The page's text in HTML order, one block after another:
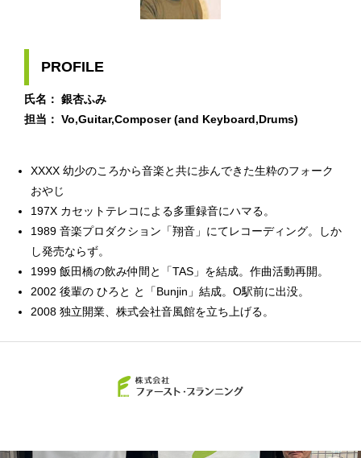
PROFILE
氏名： 銀杏ふみ
担当： Vo,Guitar,Composer (and Keyboard,Drums)
XXXX 幼少のころから音楽と共に歩んできた生粋のフォーク
おやじ
197X カセットテレコによる多重録音にハマる。
1989 音楽プロダクション「翔音」にてレコーディング。しか
し発売ならず。
1999 飯田橋の飲み仲間と「TAS」を結成。作曲活動再開。
2002 後輩の ひろと と「Bunjin」結成。O駅前に出没。
2008 独立開業、株式会社音風館を立ち上げる。